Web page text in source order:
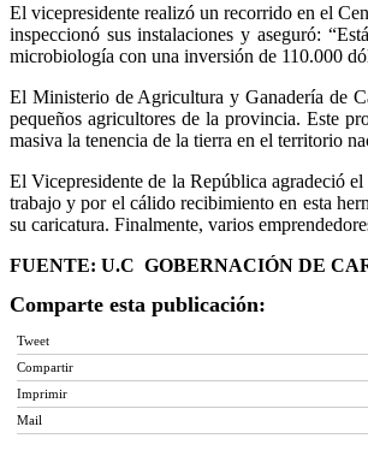
El vicepresidente realizó un recorrido en el
inspeccionó sus instalaciones y aseguró:
microbiología con una inversión de 110.000
El Ministerio de Agricultura y Ganadería de
pequeños agricultores de la provincia. Este
masiva la tenencia de la tierra en el territorio
El Vicepresidente de la República agradeció
trabajo y por el cálido recibimiento en esta
su caricatura. Finalmente, varios
FUENTE: U.C GOBERNACIÓN DE
Comparte esta publicación:
Tweet
Compartir
Imprimir
Mail